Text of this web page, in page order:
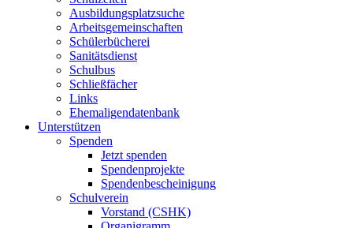
Ausbildungsplatzsuche
Arbeitsgemeinschaften
Schülerbücherei
Sanitätsdienst
Schulbus
Schließfächer
Links
Ehemaligendatenbank
Unterstützen
Spenden
Jetzt spenden
Spendenprojekte
Spendenbescheinigung
Schulverein
Vorstand (CSHK)